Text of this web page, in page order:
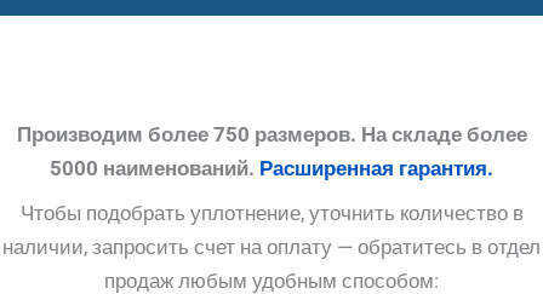
Производим более 750 размеров. На складе более
5000 наименований. Расширенная гарантия.
Чтобы подобрать уплотнение, уточнить количество в
наличии, запросить счет на оплату — обратитесь в отдел
продаж любым удобным способом: